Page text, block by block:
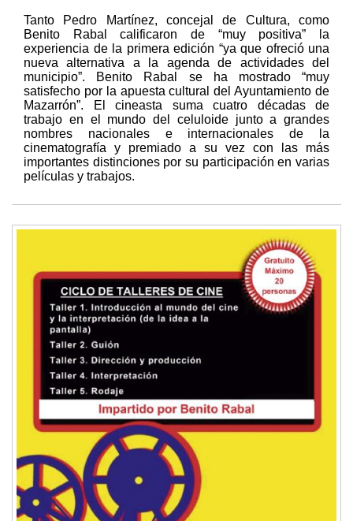
Tanto Pedro Martínez, concejal de Cultura, como
Benito Rabal calificaron de “muy positiva” la
experiencia de la primera edición “ya que ofreció una
nueva alternativa a la agenda de actividades del
municipio”. Benito Rabal se ha mostrado “muy
satisfecho por la apuesta cultural del Ayuntamiento de
Mazarrón”. El cineasta suma cuatro décadas de
trabajo en el mundo del celuloide junto a grandes
nombres nacionales e internacionales de la
cinematografía y premiado a su vez con las más
importantes distinciones por su participación en varias
películas y trabajos.